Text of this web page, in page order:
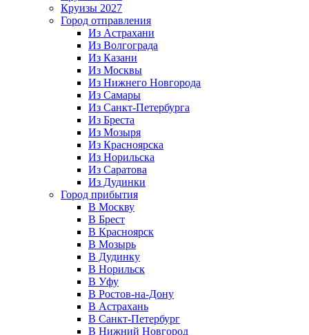
Круизы 2027
Город отправления
Из Астрахани
Из Волгограда
Из Казани
Из Москвы
Из Нижнего Новгорода
Из Самары
Из Санкт-Петербурга
Из Бреста
Из Мозыря
Из Красноярска
Из Норильска
Из Саратова
Из Дудинки
Город прибытия
В Москву
В Брест
В Красноярск
В Мозырь
В Дудинку
В Норильск
В Уфу
В Ростов-на-Дону
В Астрахань
В Санкт-Петербург
В Нижний Новгород